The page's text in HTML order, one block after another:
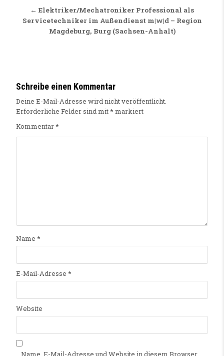
← Elektriker/Mechatroniker Professional als
Servicetechniker im Außendienst m|w|d – Region
Magdeburg, Burg (Sachsen-Anhalt)
Schreibe einen Kommentar
Deine E-Mail-Adresse wird nicht veröffentlicht.
Erforderliche Felder sind mit* markiert
Kommentar*
Name *
E-Mail-Adresse *
Website